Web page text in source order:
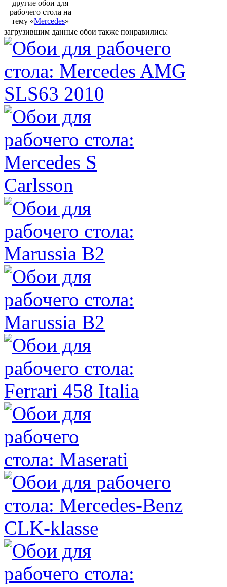
другие обои для
рабочего стола на
тему «Mercedes»
загрузившим данные обои также понравились: